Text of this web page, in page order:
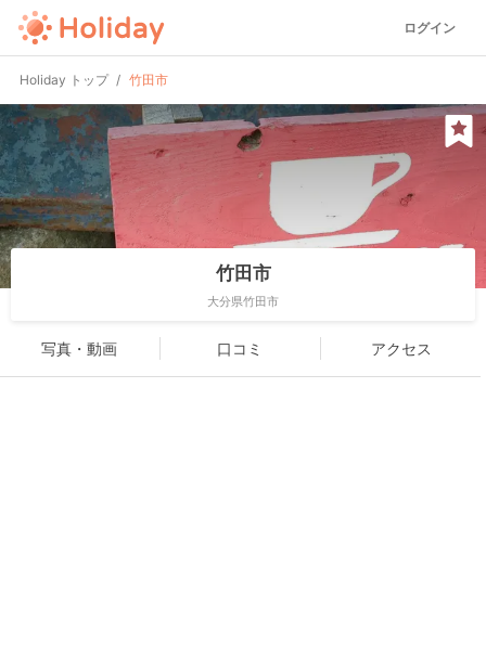
ログイン
Holiday トップ 竹田市
竹田市
大分県竹田市
写真・動画 口コミ アクセス